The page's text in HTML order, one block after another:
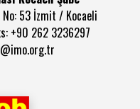
No: 53 İzmit / Kocaeli
+90 262 3236297